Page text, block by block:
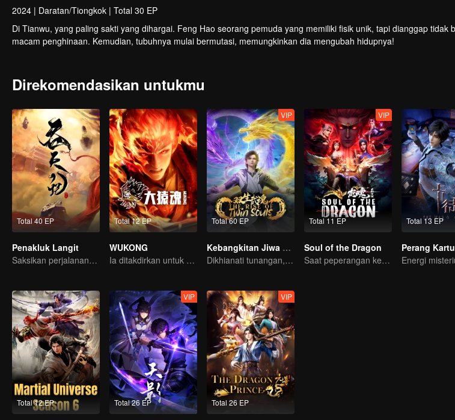
2024 | Daratan/Tiongkok | Total 30 EP
Di Tianwu, yang paling sakti yang dihargai. Feng Hao seorang pemuda yang memiliki fisik unik, tapi dianggap tidak berguna dan menderita segala
macam penghinaan. Kemudian, tubuhnya mulai bermutasi, memungkinkan dia mengubah hidupnya!
Direkomendasikan untukmu
Total 40 EP
Penakluk Langit
Saksikan perjalanannya dari manusia biasa jadi Dewa abadi!
Total 12 EP
WUKONG
Ia ditakdirkan untuk menghancurkan Surga?!
Total 60 EP
VIP
Kebangkitan Jiwa Ganda
Dikhianati tunangan, Lin Fan kembali dengan kekuatan iblis dan dendam!
Total 11 EP
VIP
Soul of the Dragon
Saat peperangan kembali membangkitkan sang Pangeran!
Total 13 EP
Perang Kartu
Total 12 EP Total 26 EP
VIP
Total 26 EP
VIP